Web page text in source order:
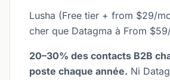
Lusha (Free tier + from $29/
cher que Datagma à From
20–30% des contacts B2B
poste chaque année. Ni